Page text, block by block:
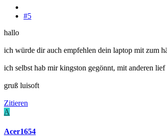
#5
hallo
ich würde dir auch empfehlen dein laptop mit zum
ich selbst hab mir kingston gegönnt, mit anderen
gruß luisoft
Zitieren
A
Acer1654